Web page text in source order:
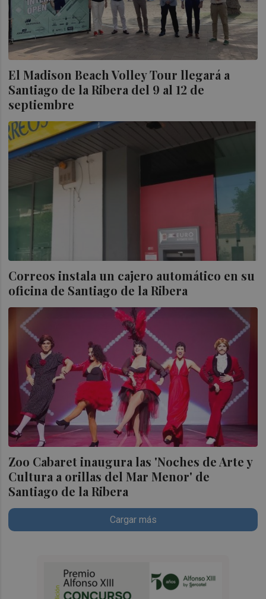
El Madison Beach Volley Tour llegará a
Santiago de la Ribera del 9 al 12 de
septiembre
Correos instala un cajero automático en su
oficina de Santiago de la Ribera
Zoo Cabaret inaugura las 'Noches de Arte y
Cultura a orillas del Mar Menor' de
Santiago de la Ribera
Cargar más